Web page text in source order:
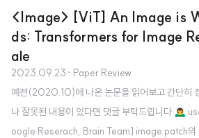
<Image> [ViT] An Image is
ds: Transformers for Image
ale
2023.09.23 · Paper Review
예전(2020.10)에 나온 논문을 읽어보고 간단히
나 잘못된 내용이 있다면 댓글 부탁드립니다
oogle Reserach, Brain Team] image patch